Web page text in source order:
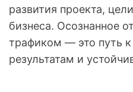
развития проекта,
бизнеса. Осознанное
трафиком — это путь
результатам и